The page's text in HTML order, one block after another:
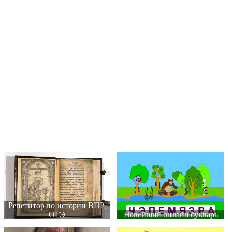
Репетитор по истории ВПР,
ОГЭ
Новейший онлайн букварь